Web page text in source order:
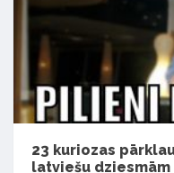
23 kuriozas
latviešu dziesmām